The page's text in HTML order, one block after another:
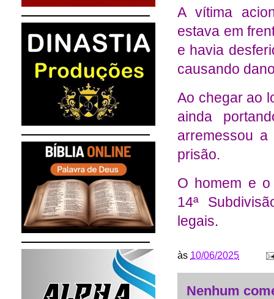
A vítima
estava em
e havia
causando
Ao chegar ao
ainda
arremessou
prisão.
O homem e o
14ª
legais.
às 10/06/2025
Nenhum